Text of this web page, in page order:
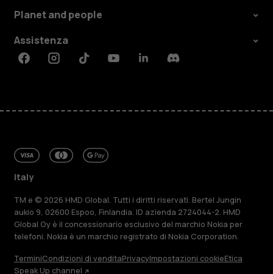
Planet and people
Assistenza
FacebookInstagramTiktokYoutubeLinkedinDiscord
Italy
TM e © 2026 HMD Global. Tutti i diritti riservati. Bertel Jungin
aukio 9, 02600 Espoo, Finlandia. ID azienda 2724044-2. HMD
Global Oy è il concessionario esclusivo del marchio Nokia per
telefoni. Nokia è un marchio registrato di Nokia Corporation.
TerminiCondizioni di venditaPrivacyImpostazioni cookieEtica
Speak Up channel